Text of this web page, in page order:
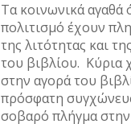
Τα κοινωνικά αγαθά
πολιτισμό έχουν
της λιτότητας και
του βιβλίου. Κύρια
στην αγορά του
πρόσφατη
σοβαρό πλήγμα